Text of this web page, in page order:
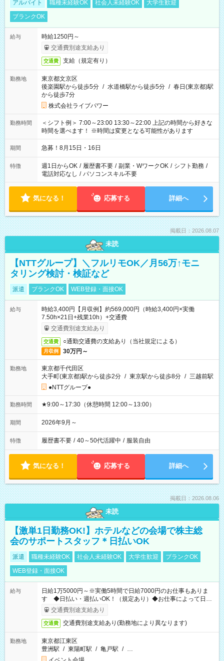
アルバイト 職種未経験OK 社会人未経験OK
大学生歓迎
ブランクOK
給与
時給1250円～
交通費別途支給あり
交通費 支給（規定有り）
勤務地
東京都文京区
後楽園駅から徒歩5分 / 水道橋駅から徒歩5分 / 春日(東京都)駅
から徒歩7分
株式会社ライブパワー
勤務時間
＜シフト例＞ 7:00～23:00 13:30～22:00 上記の時間から好きな
時間を選べます！ ※時間は変更となる可能性があります
期間 急募！8月15日・16日
特徴 週1日からOK / 履歴書不要 / 副業・WワークOK / シフト勤務 /
電話対応なし / パソコンスキル不要
気になる！ 応募する 詳細へ
掲載日：2026.08.07
未読
【NTTグループ】＼フルリモOK／月56万↑モニ
タリング検討・検証など
派遣 ブランクOK WEB登録・面接OK
給与
時給3,400円【月収例】約569,000円（時給3,400円×実働
7.50h×21日+残業10h）+交通費
交通費別途支給あり
交通費 ○通勤交通費の支給あり（当社規定による）
月収例 30万円～
勤務地
東京都千代田区
大手町(東京都)駅から徒歩2分 / 東京駅から徒歩8分 / 三越前駅
●NTTグループ●
勤務時間 ★9:00～17:30（休憩時間 12:00～13:00）
期間 2026年9月～
特徴 履歴書不要 / 40～50代活躍中 / 服装自由
気になる！ 応募する 詳細へ
掲載日：2026.08.06
未読
【激単1日勤務OK!】ホテルなどの会場で株主総
会のサポートスタッフ＊日払いOK
派遣 職種未経験OK 社会人未経験OK 大学生歓迎
ブランクOK
WEB登録・面接OK
給与
日給1万5000円～※実働5時間で日給7000円のお仕事もありま
す ◆日払い・週払いOK！（規定あり）◆お仕事によって日給
も異なります
交通費別途支給あり
交通費 交通費別途支給あり(勤務地により異なります)
勤務地
東京都江東区
豊洲駅 / 東陽町駅 / 亀戸駅 / …